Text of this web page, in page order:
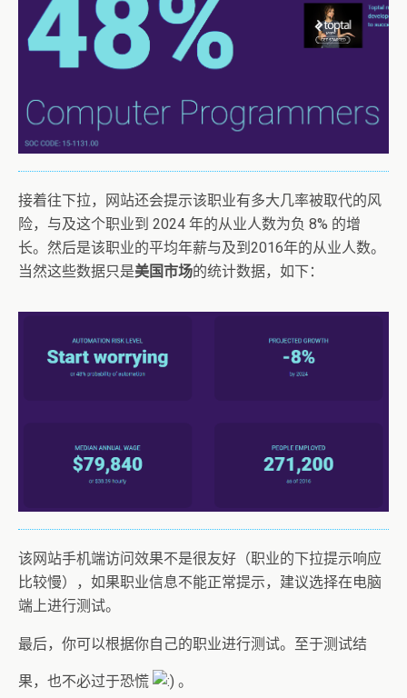
接着往下拉，网站还会提示该职业有多大几率被取代的风
险，与及这个职业到 2024 年的从业人数为负 8% 的增
长。然后是该职业的平均年薪与及到2016年的从业人数。
当然这些数据只是美国市场的统计数据，如下：
该网站手机端访问效果不是很友好（职业的下拉提示响应
比较慢），如果职业信息不能正常提示，建议选择在电脑
端上进行测试。
最后，你可以根据你自己的职业进行测试。至于测试结
果，也不必过于恐慌 。